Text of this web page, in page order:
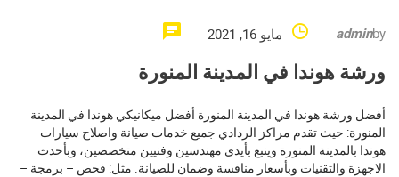
by
admin مايو 16, 2021
ورشة هوندا في المدينة المنورة
أفضل ورشة هوندا في المدينة المنورة أفضل ميكانيكي هوندا في المدينة
المنورة: حيث تقدم مراكز الردادي جميع خدمات صيانة واصلاح سيارات
هوندا بالمدينة المنورة وينبع بأيدي مهندسين وفنيين متخصصين، وبأحدث
الاجهزة والتقنيات وبأسعار منافسة وضمان للصيانة. مثل: فحص – برمجة –